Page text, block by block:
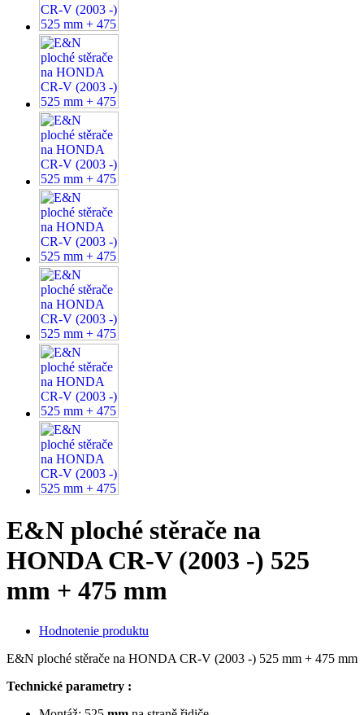
E&N ploché stěrače na
HONDA CR-V (2003 -) 525
mm + 475 mm
Hodnotenie produktu
E&N ploché stěrače na HONDA CR-V (2003 -) 525 mm + 475 mm
Technické parametry :